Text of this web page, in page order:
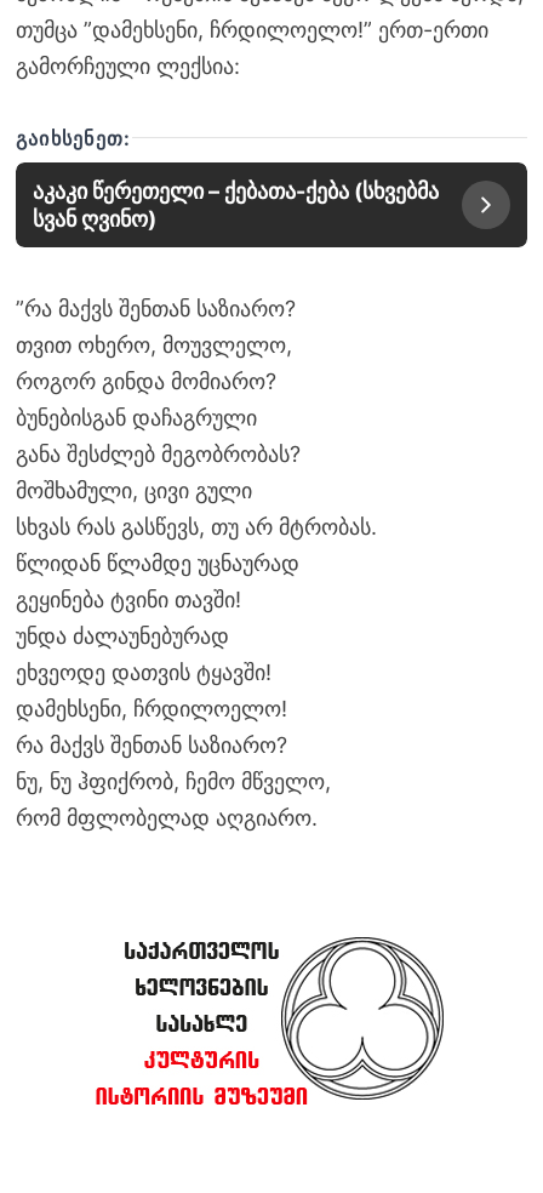
თუმცა ”დამეხსენი, ჩრდილოელო!” ერთ-ერთი
გამორჩეული ლექსია:
ᲒᲐᲘᲮᲡᲔᲜᲔᲗ:
აკაკი წერეთელი – ქებათა-ქება (სხვებმა
სვან ღვინო)
”რა მაქვს შენთან საზიარო?
თვით ოხერო, მოუვლელო,
როგორ გინდა მომიარო?
ბუნებისგან დაჩაგრული
განა შესძლებ მეგობრობას?
მოშხამული, ცივი გული
სხვას რას გასწევს, თუ არ მტრობას.
წლიდან წლამდე უცნაურად
გეყინება ტვინი თავში!
უნდა ძალაუნებურად
ეხვეოდე დათვის ტყავში!
დამეხსენი, ჩრდილოელო!
რა მაქვს შენთან საზიარო?
ნუ, ნუ ჰფიქრობ, ჩემო მწველო,
რომ მფლობელად აღგიარო.